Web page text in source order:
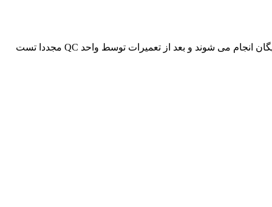
موسسه پارسیان رایانه خدمات ویژه ای را در زمینه تعمیرات لپ تاپ های lenovo درنظردارد.سرویس کلیه سیستم های لنوو در این مرکز رایگان انجام می شوند و بعد از تعمیرات توسط واحد QC مجددا تست